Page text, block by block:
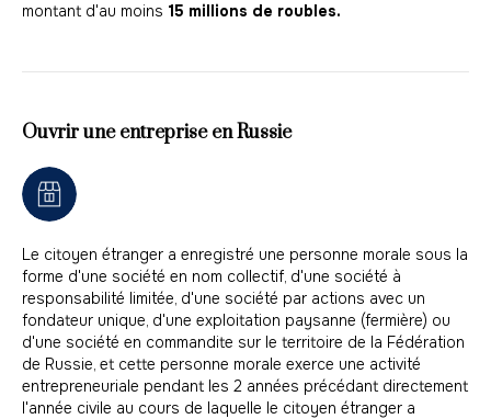
montant d'au moins 15 millions de roubles.
Ouvrir une entreprise en Russie
Le citoyen étranger a enregistré une personne morale sous la
forme d'une société en nom collectif, d'une société à
responsabilité limitée, d'une société par actions avec un
fondateur unique, d'une exploitation paysanne (fermière) ou
d'une société en commandite sur le territoire de la Fédération
de Russie, et cette personne morale exerce une activité
entrepreneuriale pendant les 2 années précédant directement
l'année civile au cours de laquelle le citoyen étranger a